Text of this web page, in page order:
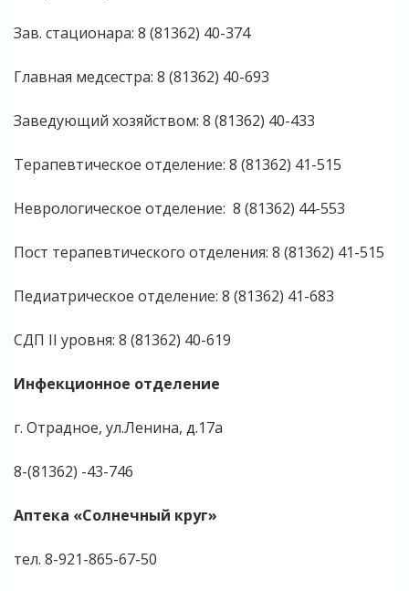
Зав. стационара: 8 (81362) 40-374
Главная медсестра: 8 (81362) 40-693
Заведующий хозяйством: 8 (81362) 40-433
Терапевтическое отделение: 8 (81362) 41-515
Неврологическое отделение: 8 (81362) 44-553
Пост терапевтического отделения: 8 (81362) 41-515
Педиатрическое отделение: 8 (81362) 41-683
СДП II уровня: 8 (81362) 40-619
Инфекционное отделение
г. Отрадное, ул.Ленина, д.17а
8-(81362) -43-746
Аптека «Солнечный круг»
тел. 8-921-865-67-50